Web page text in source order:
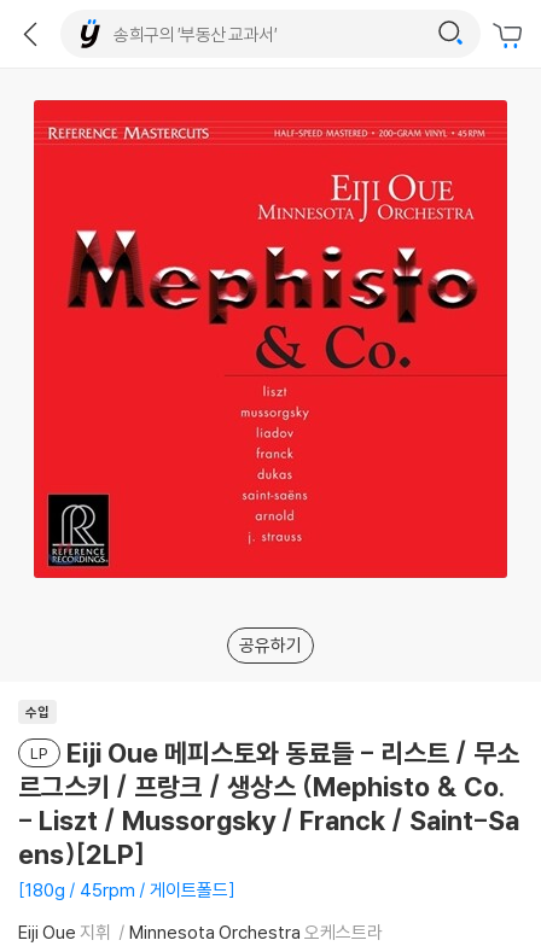
공유하기
수입
LP
Eiji Oue 메피스토와 동료들 - 리스트 / 무소
르그스키 / 프랑크 / 생상스 (Mephisto & Co.
- Liszt / Mussorgsky / Franck / Saint-Sa
ens)[2LP]
180g / 45rpm / 게이트폴드
Eiji Oue 지휘 Minnesota Orchestra 오케스트라